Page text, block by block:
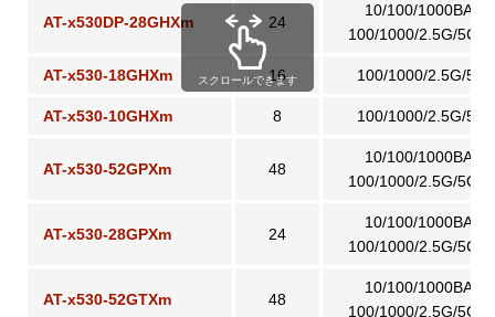
AT-x530DP-28GHXm 24
10/100/
100/1000/2.5G/
AT-x530-18GHXm 16 100/1000/2.5G/
AT-x530-10GHXm 8 100/1000/2.5G/
AT-x530-52GPXm 48
10/100/
100/1000/2.5G/
AT-x530-28GPXm 24
10/100/
100/1000/2.5G/
AT-x530-52GTXm 48
10/100/
100/1000/2.5G/
スクロールできます